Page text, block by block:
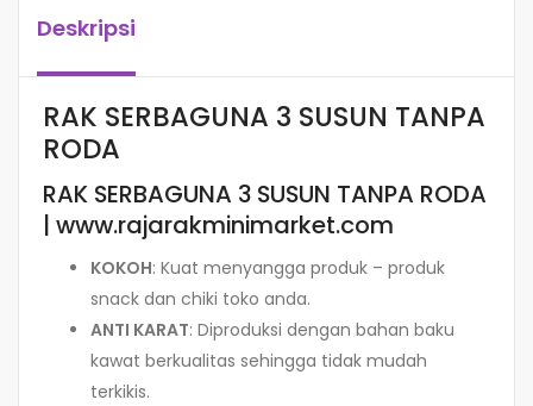
Deskripsi
RAK SERBAGUNA 3 SUSUN TANPA
RODA
RAK SERBAGUNA 3 SUSUN TANPA RODA
| www.rajarakminimarket.com
KOKOH: Kuat menyangga produk – produk
snack dan chiki toko anda.
ANTI KARAT: Diproduksi dengan bahan baku
kawat berkualitas sehingga tidak mudah
terkikis.